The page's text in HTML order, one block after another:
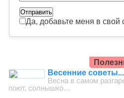
Да, добавьте меня в свой
Весенние советы...
Весна в самом
поют, солнышко…